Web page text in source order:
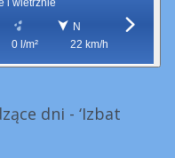
i wietrznie
0 l/m²
N
22 km/h
dni - ‘Izbat